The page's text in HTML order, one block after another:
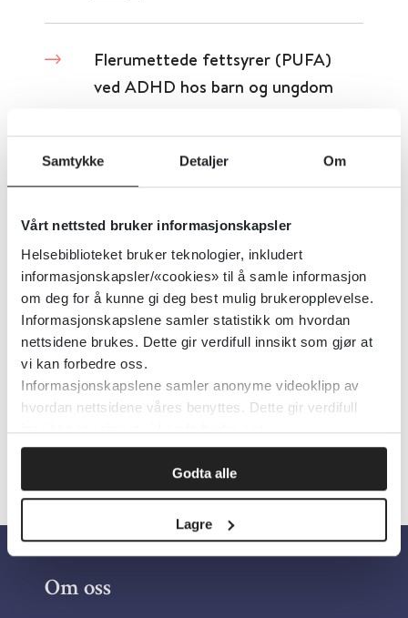
Samtykke Detaljer Om
Vårt nettsted bruker informasjonskapsler
Helsebiblioteket bruker teknologier, inkludert
informasjonskapsler/«cookies» til å samle informasjon
om deg for å kunne gi deg best mulig brukeropplevelse.
Informasjonskapslene samler statistikk om hvordan
nettsidene brukes. Dette gir verdifull innsikt som gjør at
vi kan forbedre oss.
Informasjonskapslene samler anonyme videoklipp av
hvordan nettsidene våres benyttes. Dette gir verdifull
innsikt som gjør at vi kan forbedre oss.
Godta alle
Lagre
Flerumettede fettsyrer (PUFA)
ved ADHD hos barn og ungdom
Cochrane Library 2023
Foreldreedukasjonstiltak for
ADHD hos barn i alderen 5 til 18
Cochrane Library 2011
Detaljer
Om oss